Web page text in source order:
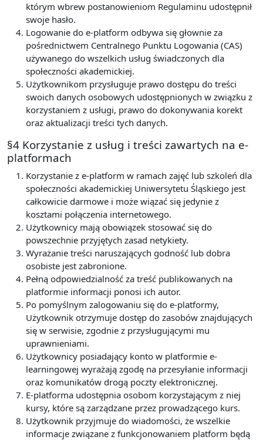
którym wbrew postanowieniom Regulaminu udostępnił
swoje hasło.
Logowanie do e-platform odbywa się głownie za
pośrednictwem Centralnego Punktu Logowania (CAS)
używanego do wszelkich usług świadczonych dla
społeczności akademickiej.
Użytkownikom przysługuje prawo dostępu do treści
swoich danych osobowych udostępnionych w związku z
korzystaniem z usługi, prawo do dokonywania korekt
oraz aktualizacji treści tych danych.
§4 Korzystanie z usług i treści zawartych na e-
platformach
Korzystanie z e-platform w ramach zajęć lub szkoleń dla
społeczności akademickiej Uniwersytetu Śląskiego jest
całkowicie darmowe i może wiązać się jedynie z
kosztami połączenia internetowego.
Użytkownicy mają obowiązek stosować się do
powszechnie przyjętych zasad netykiety.
Wyrażanie treści naruszających godność lub dobra
osobiste jest zabronione.
Pełną odpowiedzialność za treść publikowanych na
platformie informacji ponosi ich autor.
Po pomyślnym zalogowaniu się do e-platformy,
Użytkownik otrzymuje dostęp do zasobów znajdujących
się w serwisie, zgodnie z przysługującymi mu
uprawnieniami.
Użytkownicy posiadający konto w platformie e-
learningowej wyrażają zgodę na przesyłanie informacji
oraz komunikatów drogą poczty elektronicznej.
E-platforma udostępnia osobom korzystającym z niej
kursy, które są zarządzane przez prowadzącego kurs.
Użytkownik przyjmuje do wiadomości, że wszelkie
informacje związane z funkcjonowaniem platform będą